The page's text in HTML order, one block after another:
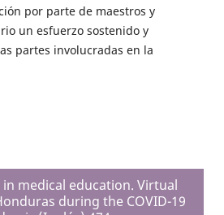
por parte de maestros y
un esfuerzo sostenido y
partes involucradas en la
medical education. Virtual
during the COVID-19